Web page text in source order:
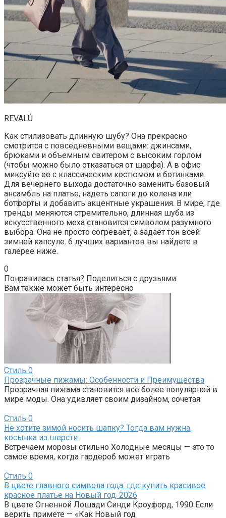
REVALÚ
Как стилизовать длинную шубу? Она прекрасно
смотрится с повседневными вещами: джинсами,
брюками и объемным свитером с высоким горлом
(чтобы можно было отказаться от шарфа). А в офис
миксуйте ее с классическим костюмом и ботинками.
Для вечернего выхода достаточно заменить базовый
ансамбль на платье, надеть сапоги до колена или
ботфорты и добавить акцентные украшения. В мире, где
тренды меняются стремительно, длинная шуба из
искусственного меха становится символом разумного
выбора. Она не просто согревает, а задает тон всей
зимней капсуле. 6 лучших вариантов вы найдете в
галерее ниже.
0
Понравилась статья? Поделиться с друзьями:
Вам также может быть интересно
Стиль 0
Прозрачные пижамы: Особенности и Преимущества
Прозрачная пижама становится всё более популярной в
мире моды. Она удивляет своим дизайном, сочетая
Стиль 0
Не хотите зимой носить шапку? Тогда вам нужна
косынка из шерсти
Встречаем морозы стильно Холодные месяцы — это то
самое время, когда гардероб может играть
Стиль 0
В цвете главного символа года: где купить красивое
красное платье на Новый год-2026
В цвете Огненной Лошади Синди Кроуфорд, 1990 Если
верить примете — «Как Новый год